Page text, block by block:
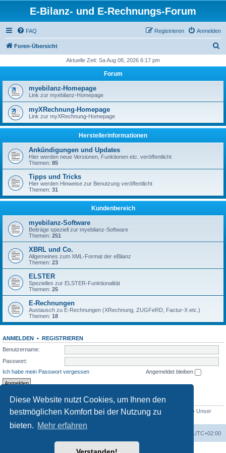
Diese Website nutzt Cookies, um Ihnen den
bestmöglichen Komfort bei der Nutzung zu
bieten. Mehr erfahren
E-Bilanz- und E-Rechnungs-Forum
FAQ Anmelden
Registrieren
Foren-Übersicht
h
Aktuelle Zeit: Sa Aug 08, 2026 6:17 pm
Forum
myebilanz-Homepage
Link zur myebilanz-Homepage
myXRechnung-Homepage
Link zur myXRechnung-Homepage
Herstellerinformationen
Ankündigungen und Updates
Hier werden neue Versionen, Funktionen etc. veröffentlicht
Themen: 85
Tipps und Tricks
Hier werden Hinweise zur Benutzung veröffentlicht
Themen: 31
Kundenbereich
myebilanz-Software
Beiträge speziell zur myebilanz-Software
Themen: 251
XBRL und Co.
Allgemeines zum XML-Format der eBilanz
Themen: 23
ELSTER
Spezielles zur ELSTER-Funktionalität
Themen: 25
E-Rechnungen
Austausch zu E-Rechnungen (XRechnung, ZUGFeRD, Factur-X etc.)
Themen: 18
ANMELDEN • REGISTRIEREN
Benutzername:
Passwort:
Ich habe mein Passwort vergessen
Angemeldet bleiben
STATISTIK
Beiträge insgesamt1560 • Themen insgesamt433 • Mitglieder insgesamt
• Unser
neuestes Mitglied:
UTC+02:00
Powered byphpBB® Forum Software © phpBB Limited